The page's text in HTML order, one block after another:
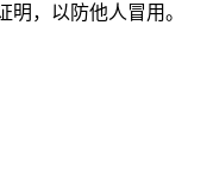
，以防他人冒用。